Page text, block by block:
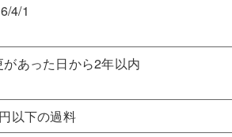
4/1
があった日から2年以内
以下の過料